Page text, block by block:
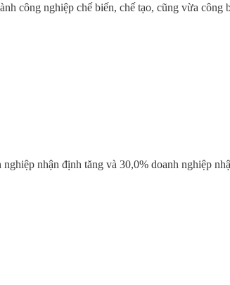
công nghiệp chế biến, chế tạo, cũng vừa công
nhận định tăng và 30,0% doanh nghiệp